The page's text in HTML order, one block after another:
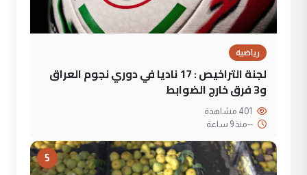
رياضية
لجنة التراخيص : 17 ناديا في دوري نجوم العراق
و3 فرق خارج الضوابط
--منذ 9 ساعة
5